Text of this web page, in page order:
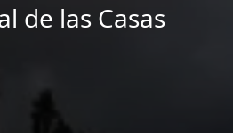
de las Casas